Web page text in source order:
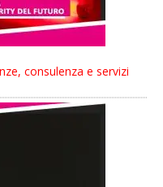
consulenza e servizi